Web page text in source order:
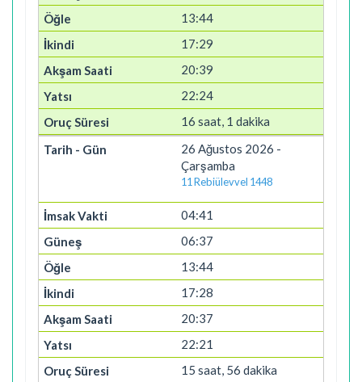
13:44
17:29
20:39
22:24
16 saat, 1 dakika
26 Ağustos 2026 -
Çarşamba
11 Rebiülevvel 1448
04:41
06:37
13:44
17:28
20:37
22:21
15 saat, 56 dakika